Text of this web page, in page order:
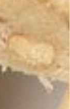
ml Milch, 4
Zucker, 3